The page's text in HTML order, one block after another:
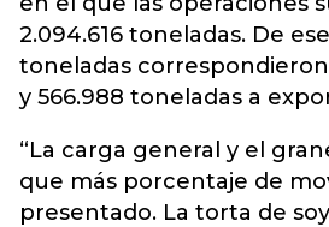
2.094.616 toneladas. De
toneladas
y 566.988 toneladas a
“La carga general y el
que más porcentaje de
presentado. La torta de